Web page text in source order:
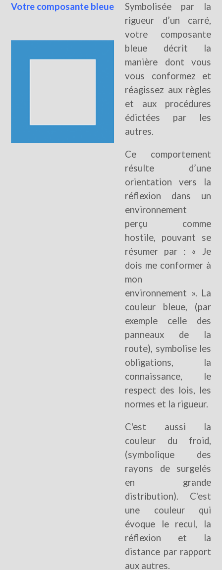
Votre composante bleue
Symbolisée par la
rigueur d’un carré,
votre composante
bleue décrit la
manière dont vous
vous conformez et
réagissez aux règles
et aux procédures
édictées par les
autres.
Ce comportement
résulte d’une
orientation vers la
réflexion dans un
environnement
perçu comme
hostile, pouvant se
résumer par : « Je
dois me conformer à
mon
environnement ». La
couleur bleue, (par
exemple celle des
panneaux de la
route), symbolise les
obligations, la
connaissance, le
respect des lois, les
normes et la rigueur.
C'est aussi la
couleur du froid,
(symbolique des
rayons de surgelés
en grande
distribution). C'est
une couleur qui
évoque le recul, la
réflexion et la
distance par rapport
aux autres.